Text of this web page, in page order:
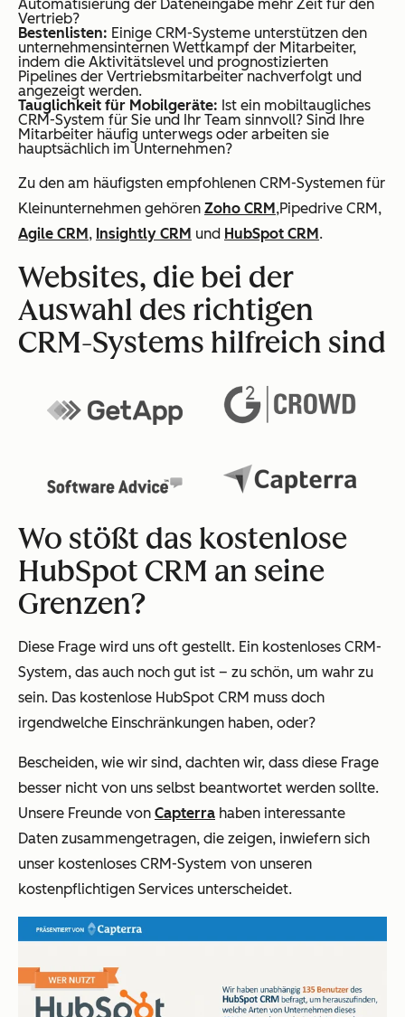
Automatisierung der Dateneingabe mehr Zeit für den
Vertrieb?
Bestenlisten: Einige CRM-Systeme unterstützen den
unternehmensinternen Wettkampf der Mitarbeiter,
indem die Aktivitätslevel und prognostizierten
Pipelines der Vertriebsmitarbeiter nachverfolgt und
angezeigt werden.
Tauglichkeit für Mobilgeräte: Ist ein mobiltaugliches
CRM-System für Sie und Ihr Team sinnvoll? Sind Ihre
Mitarbeiter häufig unterwegs oder arbeiten sie
hauptsächlich im Unternehmen?
Zu den am häufigsten empfohlenen CRM-Systemen für
Kleinunternehmen gehören Zoho CRM ,Pipedrive CRM,
Agile CRM , Insightly CRM und HubSpot CRM .
Websites, die bei der
Auswahl des richtigen
CRM-Systems hilfreich sind
Wo stößt das kostenlose
HubSpot CRM an seine
Grenzen?
Diese Frage wird uns oft gestellt. Ein kostenloses CRM-
System, das auch noch gut ist – zu schön, um wahr zu
sein. Das kostenlose HubSpot CRM muss doch
irgendwelche Einschränkungen haben, oder?
Bescheiden, wie wir sind, dachten wir, dass diese Frage
besser nicht von uns selbst beantwortet werden sollte.
Unsere Freunde von Capterra haben interessante
Daten zusammengetragen, die zeigen, inwiefern sich
unser kostenloses CRM-System von unseren
kostenpflichtigen Services unterscheidet.